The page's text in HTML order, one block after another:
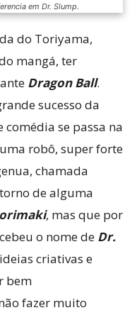
em Dr. Slump.
do Toriyama,
mangá, ter
Dragon Ball.
sucesso da
se passa na
robô, super forte
chamada
de alguma
, mas que por
o nome de Dr.
criativas e
bem
fazer muito